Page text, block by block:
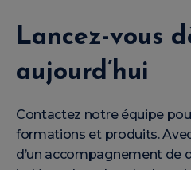
Lancez-vous
aujourd’hui
Contactez notre équipe
formations et produits.
d’un accompagnement de